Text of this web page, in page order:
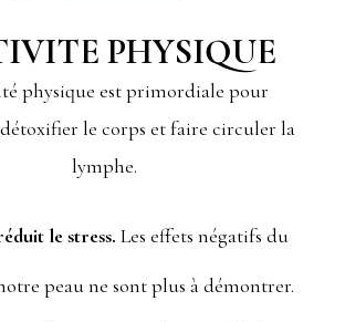
PHYSIQUE
physique est primordiale pour
le corps et faire circuler la
lymphe.
le stress.Les effets négatifs du
peau ne sont plus à démontrer.